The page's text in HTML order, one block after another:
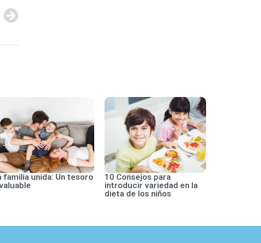
familia unida: Un tesoro
10 Consejos para
introducir variedad en la
dieta de los niños